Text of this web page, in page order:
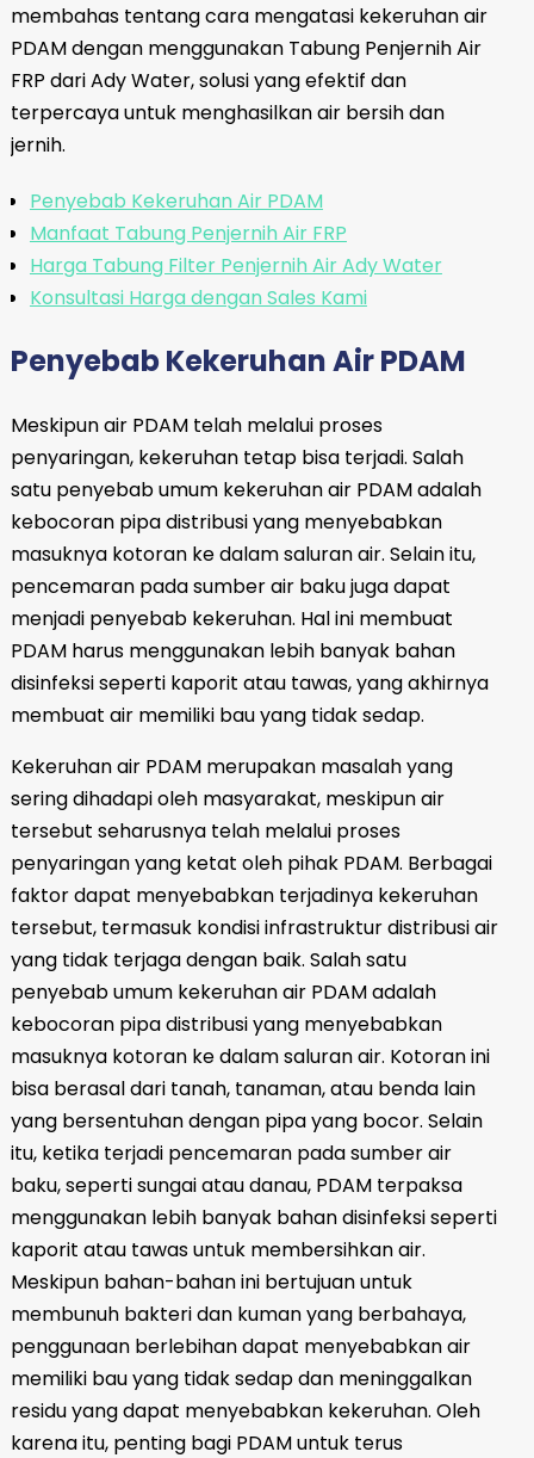
membahas tentang cara mengatasi kekeruhan air
PDAM dengan menggunakan Tabung Penjernih Air
FRP dari Ady Water, solusi yang efektif dan
terpercaya untuk menghasilkan air bersih dan
jernih.
Penyebab Kekeruhan Air PDAM
Manfaat Tabung Penjernih Air FRP
Harga Tabung Filter Penjernih Air Ady Water
Konsultasi Harga dengan Sales Kami
Penyebab Kekeruhan Air PDAM
Meskipun air PDAM telah melalui proses
penyaringan, kekeruhan tetap bisa terjadi. Salah
satu penyebab umum kekeruhan air PDAM adalah
kebocoran pipa distribusi yang menyebabkan
masuknya kotoran ke dalam saluran air. Selain itu,
pencemaran pada sumber air baku juga dapat
menjadi penyebab kekeruhan. Hal ini membuat
PDAM harus menggunakan lebih banyak bahan
disinfeksi seperti kaporit atau tawas, yang akhirnya
membuat air memiliki bau yang tidak sedap.
Kekeruhan air PDAM merupakan masalah yang
sering dihadapi oleh masyarakat, meskipun air
tersebut seharusnya telah melalui proses
penyaringan yang ketat oleh pihak PDAM. Berbagai
faktor dapat menyebabkan terjadinya kekeruhan
tersebut, termasuk kondisi infrastruktur distribusi air
yang tidak terjaga dengan baik. Salah satu
penyebab umum kekeruhan air PDAM adalah
kebocoran pipa distribusi yang menyebabkan
masuknya kotoran ke dalam saluran air. Kotoran ini
bisa berasal dari tanah, tanaman, atau benda lain
yang bersentuhan dengan pipa yang bocor. Selain
itu, ketika terjadi pencemaran pada sumber air
baku, seperti sungai atau danau, PDAM terpaksa
menggunakan lebih banyak bahan disinfeksi seperti
kaporit atau tawas untuk membersihkan air.
Meskipun bahan-bahan ini bertujuan untuk
membunuh bakteri dan kuman yang berbahaya,
penggunaan berlebihan dapat menyebabkan air
memiliki bau yang tidak sedap dan meninggalkan
residu yang dapat menyebabkan kekeruhan. Oleh
karena itu, penting bagi PDAM untuk terus